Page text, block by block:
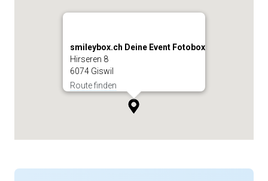
smileybox.ch Deine Event Fotobox
Hirseren 8
6074 Giswil
Route finden